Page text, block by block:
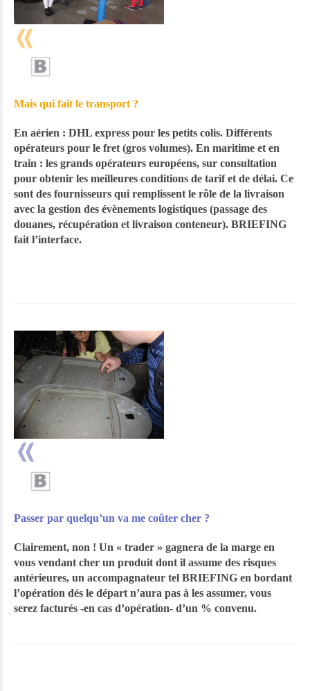
Mais qui fait le transport ?
En aérien : DHL express pour les petits colis. Différents
opérateurs pour le fret (gros volumes). En maritime et en
train : les grands opérateurs européens, sur consultation
pour obtenir les meilleures conditions de tarif et de délai. Ce
sont des fournisseurs qui remplissent le rôle de la livraison
avec la gestion des évènements logistiques (passage des
douanes, récupération et livraison conteneur). BRIEFING
fait l’interface.
Passer par quelqu’un va me coûter cher ?
Clairement, non ! Un « trader » gagnera de la marge en
vous vendant cher un produit dont il assume des risques
antérieures, un accompagnateur tel BRIEFING en bordant
l’opération dés le départ n’aura pas à les assumer, vous
serez facturés -en cas d’opération- d’un % convenu.